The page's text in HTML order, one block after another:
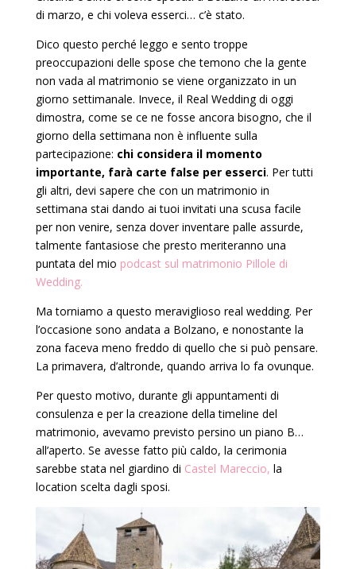
di marzo, e chi voleva esserci… c’è stato.
Dico questo perché leggo e sento troppe
preoccupazioni delle spose che temono che la gente
non vada al matrimonio se viene organizzato in un
giorno settimanale. Invece, il Real Wedding di oggi
dimostra, come se ce ne fosse ancora bisogno, che il
giorno della settimana non è influente sulla
partecipazione: chi considera il momento
importante, farà carte false per esserci. Per tutti
gli altri, devi sapere che con un matrimonio in
settimana stai dando ai tuoi invitati una scusa facile
per non venire, senza dover inventare palle assurde,
talmente fantasiose che presto meriteranno una
puntata del mio podcast sul matrimonio Pillole di
Wedding.
Ma torniamo a questo meraviglioso real wedding. Per
l’occasione sono andata a Bolzano, e nonostante la
zona faceva meno freddo di quello che si può pensare.
La primavera, d’altronde, quando arriva lo fa ovunque.
Per questo motivo, durante gli appuntamenti di
consulenza e per la creazione della timeline del
matrimonio, avevamo previsto persino un piano B…
all’aperto. Se avesse fatto più caldo, la cerimonia
sarebbe stata nel giardino di Castel Mareccio, la
location scelta dagli sposi.